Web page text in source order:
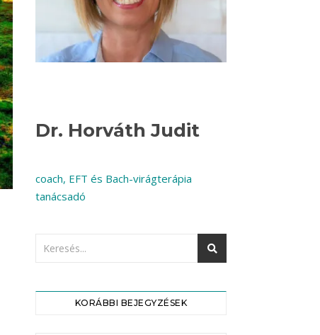
Dr. Horváth Judit
coach, EFT és Bach-virágterápia
tanácsadó
KORÁBBI BEJEGYZÉSEK